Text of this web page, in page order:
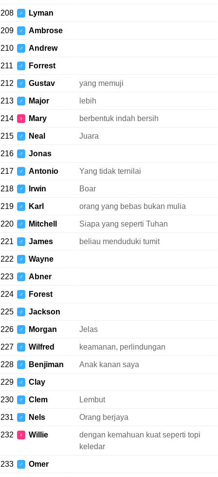
208 ♂ Lyman
209 ♂ Ambrose
210 ♂ Andrew
211 ♂ Forrest
212 ♂ Gustav yang memuji
213 ♂ Major lebih
214 ♀ Mary berbentuk indah bersih
215 ♂ Neal Juara
216 ♂ Jonas
217 ♂ Antonio Yang tidak ternilai
218 ♂ Irwin Boar
219 ♂ Karl orang yang bebas bukan mulia
220 ♂ Mitchell Siapa yang seperti Tuhan
221 ♂ James beliau menduduki tumit
222 ♂ Wayne
223 ♂ Abner
224 ♂ Forest
225 ♂ Jackson
226 ♂ Morgan Jelas
227 ♂ Wilfred keamanan, perlindungan
228 ♂ Benjiman Anak kanan saya
229 ♂ Clay
230 ♂ Clem Lembut
231 ♂ Nels Orang berjaya
232 ♀ Willie
dengan kemahuan kuat seperti topi
keledar
233 ♂ Omer